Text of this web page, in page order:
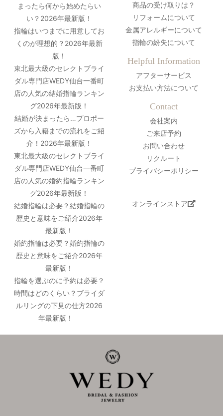
まったら何から始めたらい
い？2026年最新版！
指輪はいつまでに用意してお
くのが理想的？2026年最新
版！
東北最大級のセレクトブライ
ダル専門店WEDY仙台一番町
店の人気の結婚指輪ランキン
グ2026年最新版！
結婚が決まったら…プロポー
ズから入籍までの流れをご紹
介！2026年最新版！
東北最大級のセレクトブライ
ダル専門店WEDY仙台一番町
店の人気の婚約指輪ランキン
グ2026年最新版！
結婚指輪は必要？結婚指輪の
歴史と意味をご紹介2026年
最新版！
婚約指輪は必要？婚約指輪の
歴史と意味をご紹介2026年
最新版！
指輪を選ぶのに予約は必要？
時間はどのくらい？ブライダ
ルリングの下見の仕方2026
年最新版！
商品の受け取りは？
リフォームについて
金属アレルギーについて
指輪の紛失について
Helpful Information
アフターサービス
お支払い方法について
Contact
会社案内
ご来店予約
お問い合わせ
リクルート
プライバシーポリシー
オンラインストア